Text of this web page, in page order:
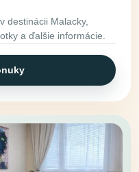
destinácii Malacky,
a ďalšie informácie.